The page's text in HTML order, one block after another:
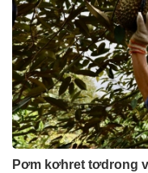
Pơm kơhret tơdrong